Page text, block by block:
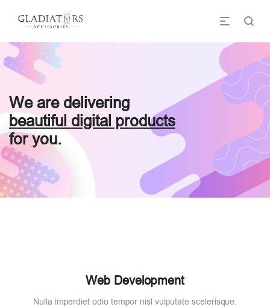
We are delivering
beautiful digital products
for you.
Web Development
Nulla imperdiet odio tempor nisl vulputate scelerisque.